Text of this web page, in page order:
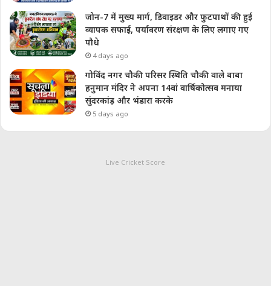
जोन-7 में मुख्य मार्ग, डिवाइडर और फुटपाथों की हुई
व्यापक सफाई, पर्यावरण संरक्षण के लिए लगाए गए
पौधे
4 days ago
गोविंद नगर चौकी परिसर स्थिति चौकी वाले बाबा
हनुमान मंदिर ने अपना 14वां वार्षिकोत्सव मनाया
सुंदरकांड़ और भंडारा करके
5 days ago
Live Cricket Score